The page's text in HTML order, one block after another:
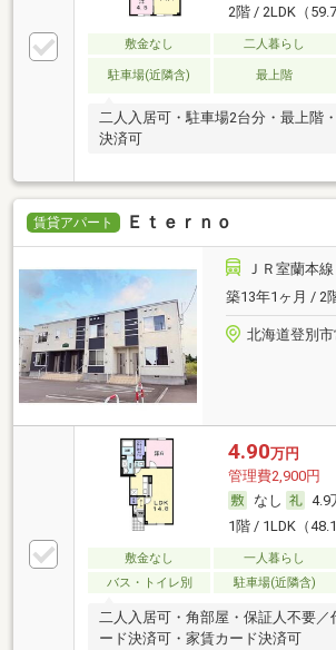
2階 / 2LDK（
敷金なし 二人暮らし
駐車場(近隣含) 最上階
二人入居可・駐車場2台分・最上階
決済可
賃貸アパート Ｅｔｅｒｎｏ
ＪＲ室蘭本
築13年1ヶ月 / 2
北海道登別市
4.90万円
管理費2,900円
なし
4.9
1階 / 1LDK（
敷金なし 一人暮らし
バス・トイレ別
駐車場(近隣含)
二人入居可・角部屋・保証人不要／
ード決済可・家賃カード決済可